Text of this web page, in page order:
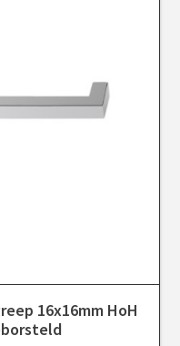
16x16mm HoH